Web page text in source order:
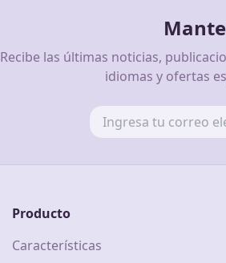
Recibe las últimas noticias,
idiomas y ofertas
Producto
Características